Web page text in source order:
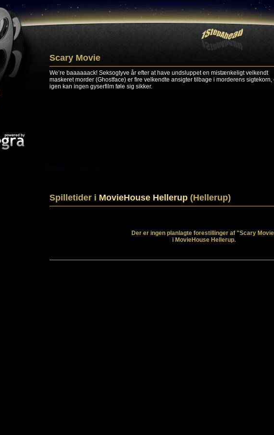
Scary Movie
We’re baaaaaack! Seksogtyve år efter at have undsluppet en mistænkeligt velkendt
maskeret morder (Ghostface) er fire velkendte ansigter tilbage i morderens sigtekorn,
igen kan ingen gyserfilm føle sig sikker.
Spilletider i MovieHouse Hellerup (Hellerup)
Der er ingen planlagte forestillinger af "Scary
i MovieHouse Hellerup.